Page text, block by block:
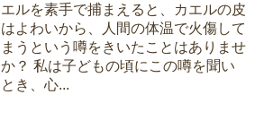
エルを素手で捕まえると、カエルの皮
よわいから、人間の体温で火傷して
まうという噂をきいたことはありませ
か？ 私は子どもの頃にこの噂を聞い
き、心...